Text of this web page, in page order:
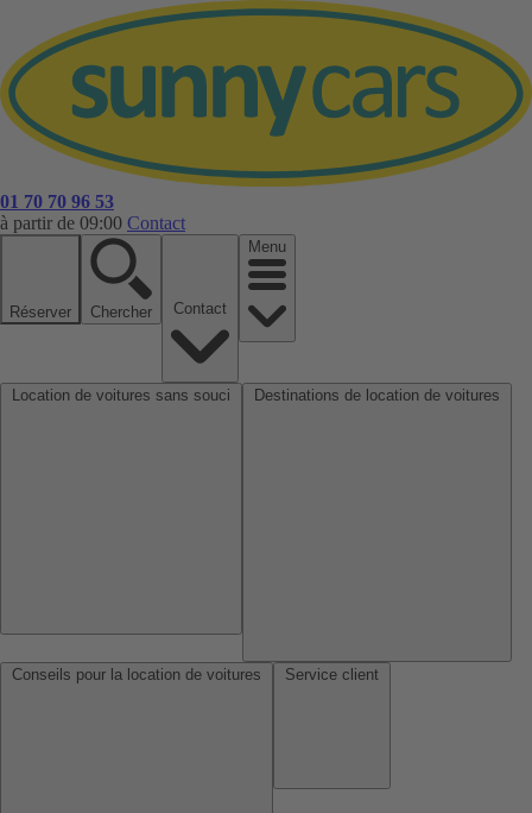
01 70 70 96 53
à partir de 09:00 Contact
Réserver Chercher
Menu